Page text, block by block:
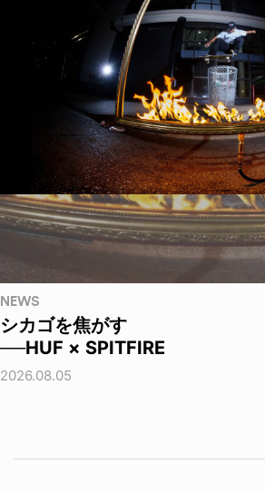
NEWS
シカゴを焦がす
──HUF × SPITFIRE
2026.08.05